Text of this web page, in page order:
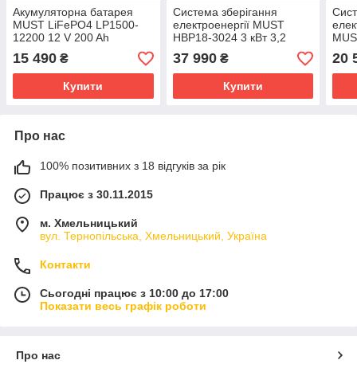
Акумуляторна батарея
MUST LiFePO4 LP1500-
12200 12 V 200 Ah
15 490 ₴
Купити
Система зберігання
електроенергії MUST
HBP18-3024 3 кВт 3,2
кВт·год LiFePO4
37 990₴
Купити
1
20
Про нас
100% позитивних з 18 відгуків за рік
Працює з 30.11.2015
м. Хмельницький
вул. Тернопільська, Хмельницький, Україна
Контакти
Сьогодні працює з 10:00 до 17:00
Показати весь графік роботи
Про нас